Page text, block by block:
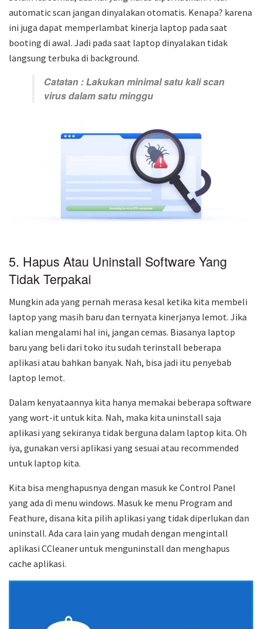
automatic scan jangan dinyalakan otomatis. Kenapa? karena
ini juga dapat memperlambat kinerja laptop pada saat
booting di awal. Jadi pada saat laptop dinyalakan tidak
langsung terbuka di background.
Catatan : Lakukan minimal satu kali scan
virus dalam satu minggu
5. Hapus Atau Uninstall Software Yang
Tidak Terpakai
Mungkin ada yang pernah merasa kesal ketika kita membeli
laptop yang masih baru dan ternyata kinerjanya lemot. Jika
kalian mengalami hal ini, jangan cemas. Biasanya laptop
baru yang beli dari toko itu sudah terinstall beberapa
aplikasi atau bahkan banyak. Nah, bisa jadi itu penyebab
laptop lemot.
Dalam kenyataannya kita hanya memakai beberapa software
yang wort-it untuk kita. Nah, maka kita uninstall saja
aplikasi yang sekiranya tidak berguna dalam laptop kita. Oh
iya, gunakan versi aplikasi yang sesuai atau recommended
untuk laptop kita.
Kita bisa menghapusnya dengan masuk ke Control Panel
yang ada di menu windows. Masuk ke menu Program and
Feathure, disana kita pilih aplikasi yang tidak diperlukan dan
uninstall. Ada cara lain yang mudah dengan mengintall
aplikasi CCleaner untuk menguninstall dan menghapus
cache aplikasi.